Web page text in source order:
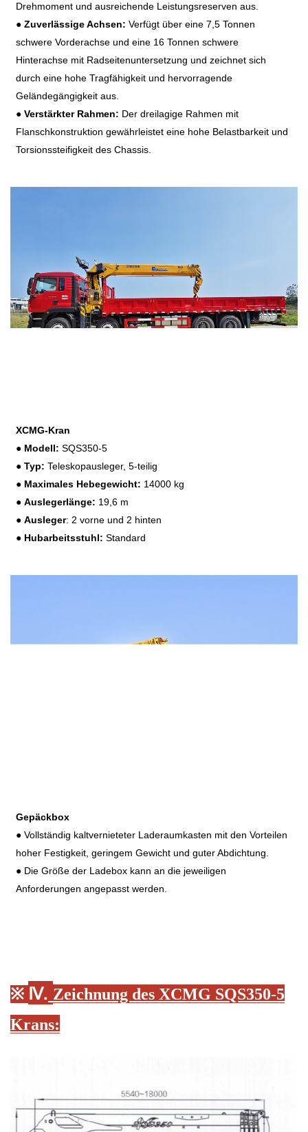
Drehmoment und ausreichende Leistungsreserven aus.
●Zuverlässige Achsen: Verfügt über eine 7,5 Tonnen
schwere Vorderachse und eine 16 Tonnen schwere
Hinterachse mit Radseitenuntersetzung und zeichnet sich
durch eine hohe Tragfähigkeit und hervorragende
Geländegängigkeit aus.
●Verstärkter Rahmen: Der dreilagige Rahmen mit
Flanschkonstruktion gewährleistet eine hohe Belastbarkeit und
Torsionssteifigkeit des Chassis.
XCMG-Kran
● Modell: SQS350-5
●Typ: Teleskopausleger, 5-teilig
● Maximales Hebegewicht: 14000 kg
●Auslegerlänge: 19,6 m
●Ausleger: 2 vorne und 2 hinten
● Hubarbeitsstuhl: Standard
Gepäckbox
● Vollständig kaltvernieteter Laderaumkasten mit den Vorteilen
hoher Festigkeit, geringem Gewicht und guter Abdichtung.
● Die Größe der Ladebox kann an die jeweiligen
Anforderungen angepasst werden.
※ Ⅳ. Zeichnung des XCMG SQS350-5
Krans: